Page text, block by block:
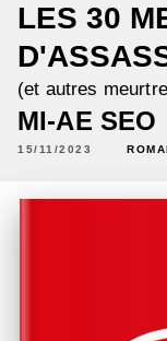
LES 30
(et autres
MI-AE SEO
15/11/2023